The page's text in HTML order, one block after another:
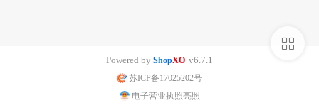
Powered by ShopXO v6.7.1
苏ICP备17025202号
电子营业执照亮照